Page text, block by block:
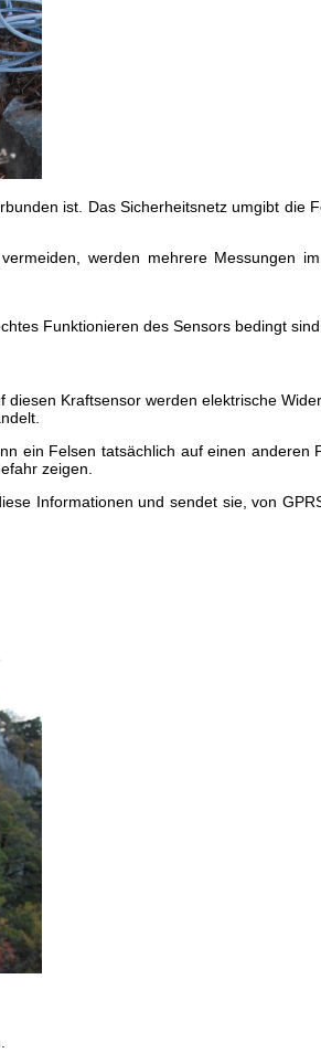
ist. Das Sicherheitsnetz umgibt
werden mehrere Messungen
Funktionieren des Sensors bedingt
Kraftsensor werden elektrische
ein Felsen tatsächlich auf einen
zeigen.
Informationen und sendet sie, von